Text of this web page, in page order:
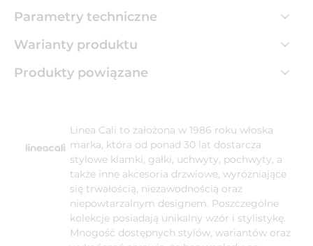
Parametry techniczne
Warianty produktu
Produkty powiązane
Linea Cali to założona w 1986 roku włoska
marka, która od ponad 30 lat dostarcza
stylowe klamki, gałki, uchwyty, pochwyty, a
także inne akcesoria drzwiowe, wyróżniające
się trwałością, niezawodnością oraz
niepowtarzalnym designem. Poszczególne
kolekcje posiadają unikalny wzór i stylistykę.
Mnogość dostępnych stylów, wariantów oraz